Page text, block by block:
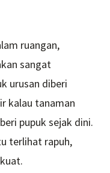
ruangan,
sangat
urusan diberi
kalau tanaman
pupuk sejak dini.
terlihat rapuh,